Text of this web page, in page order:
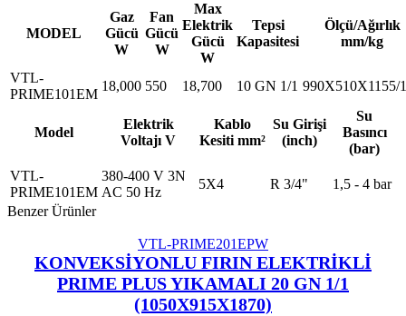
MODEL
Gaz
Gücü
W
Fan
Gücü
W
Max
Elektrik
Gücü
W
Tepsi
Kapasitesi
Ölçü/Ağırlık
mm/kg
VTL-
PRIME101EM
18,000 550 18,700 10 GN 1/1 990X510X1155/
Model
Elektrik
Voltajı V
Kablo
Kesiti mm²
Su Girişi
(inch)
Su
Basıncı
(bar)
VTL-
PRIME101EM
380-400 V 3N
AC 50 Hz
5X4 R 3/4"
1,5 - 4 bar
Benzer Ürünler
VTL-PRIME201EPW
KONVEKSİYONLU FIRIN ELEKTRİKLİ
PRIME PLUS YIKAMALI 20 GN 1/1
(1050X915X1870)